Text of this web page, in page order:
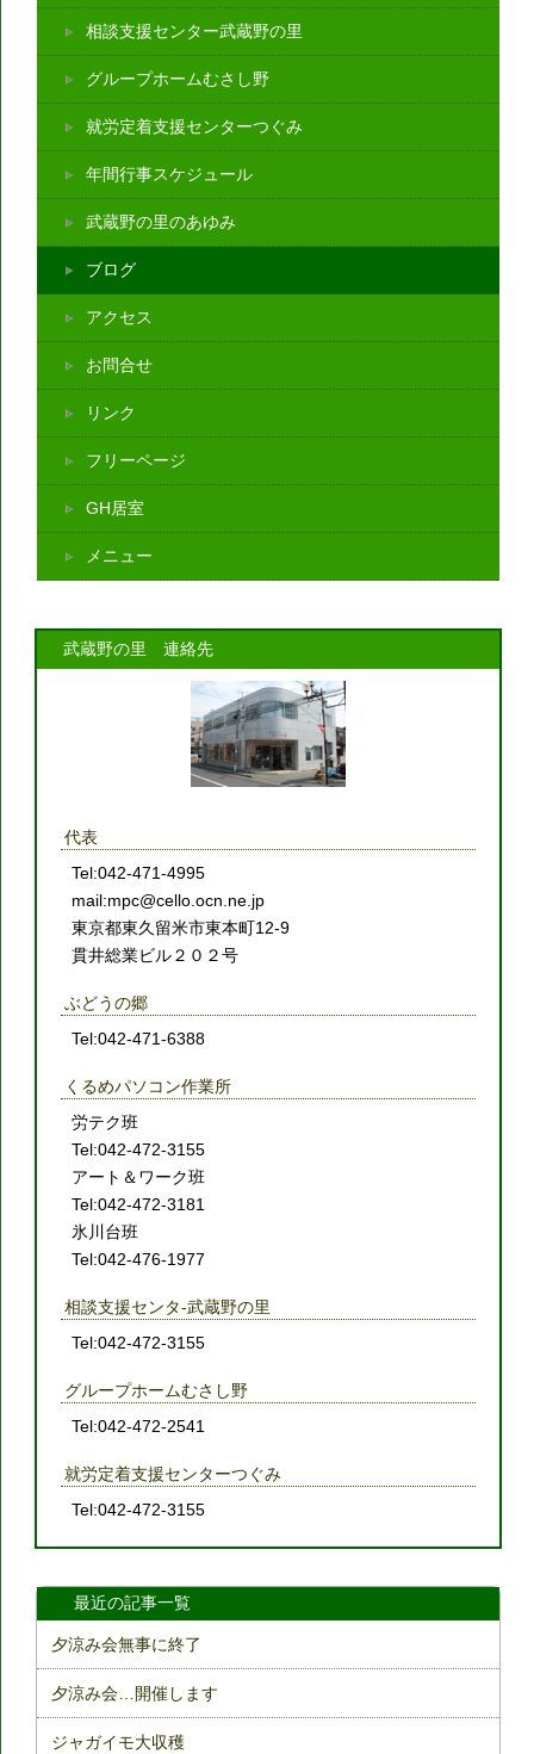
相談支援センター武蔵野の里
グループホームむさし野
就労定着支援センターつぐみ
年間行事スケジュール
武蔵野の里のあゆみ
ブログ
アクセス
お問合せ
リンク
フリーページ
GH居室
メニュー
武蔵野の里 連絡先
代表
Tel:042-471-4995
mail:mpc@cello.ocn.ne.jp
東京都東久留米市東本町12-9
貫井総業ビル２０２号
ぶどうの郷
Tel:042-471-6388
くるめパソコン作業所
労テク班
Tel:042-472-3155
アート＆ワーク班
Tel:042-472-3181
氷川台班
Tel:042-476-1977
相談支援センタ-武蔵野の里
Tel:042-472-3155
グループホームむさし野
Tel:042-472-2541
就労定着支援センターつぐみ
Tel:042-472-3155
最近の記事一覧
夕涼み会無事に終了
夕涼み会…開催します
ジャガイモ大収穫